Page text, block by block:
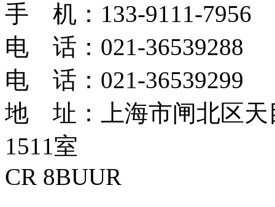
手 机：133-9111-7956
电 话：021-36539288
电 话：021-36539299
地 址：上海市闸北区天
1511室
CR 8BUUR